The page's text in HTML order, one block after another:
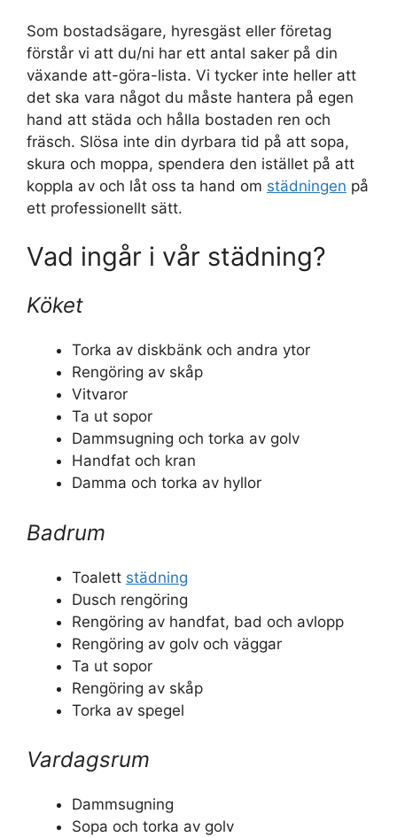
Som bostadsägare, hyresgäst eller företag
förstår vi att du/ni har ett antal saker på din
växande att-göra-lista. Vi tycker inte heller att
det ska vara något du måste hantera på egen
hand att städa och hålla bostaden ren och
fräsch. Slösa inte din dyrbara tid på att sopa,
skura och moppa, spendera den istället på att
koppla av och låt oss ta hand om städningen på
ett professionellt sätt.
Vad ingår i vår städning?
Köket
Torka av diskbänk och andra ytor
Rengöring av skåp
Vitvaror
Ta ut sopor
Dammsugning och torka av golv
Handfat och kran
Damma och torka av hyllor
Badrum
Toalett städning
Dusch rengöring
Rengöring av handfat, bad och avlopp
Rengöring av golv och väggar
Ta ut sopor
Rengöring av skåp
Torka av spegel
Vardagsrum
Dammsugning
Sopa och torka av golv